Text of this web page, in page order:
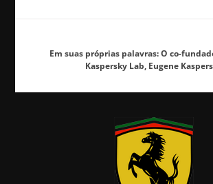
Em suas próprias palavras: O co-
Kaspersky Lab, Eugene